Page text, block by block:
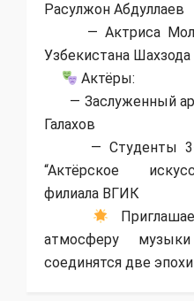
Расулжон Абдуллаев
— Актриса
Узбекистана Шахзода
Актёры:
— Заслуженный
Галахов
— Студенты 3-го
“Актёрское
филиала ВГИК
атмосферу
соединятся две